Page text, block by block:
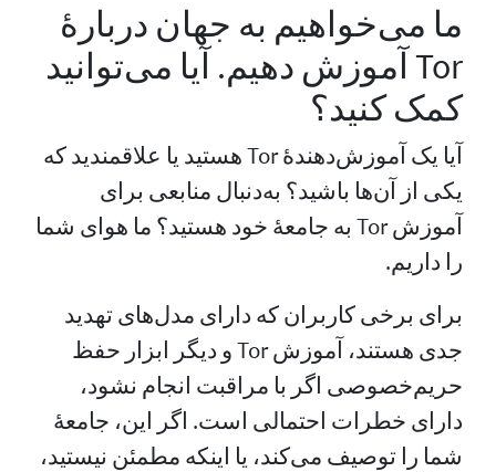
ما می‌خواهیم به جهان دربارهٔ
Tor آموزش دهیم. آیا می‌توانید
کمک کنید؟
آیا یک آموزش‌دهندهٔ Tor هستید یا علاقمندید که
یکی از آن‌ها باشید؟ به‌دنبال منابعی برای
آموزش Tor به جامعهٔ خود هستید؟ ما هوای شما
را داریم.
برای برخی کاربران که دارای مدل‌های تهدید
جدی هستند، آموزش Tor و دیگر ابزار حفظ
حریم‌خصوصی اگر با مراقبت انجام نشود،
دارای خطرات احتمالی است. اگر این، جامعهٔ
شما را توصیف می‌کند، یا اینکه مطمئن نیستید،